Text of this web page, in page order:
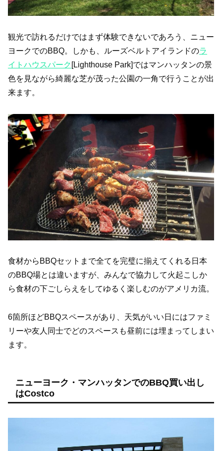
観光で訪れるだけではまず体験できないであろう、ニュー
ヨークでのBBQ。しかも、ルーズベルトアイランドのラ
イトハウスパーク [Lighthouse Park]ではマンハッタンの景
色を見ながら綺麗な芝が茂った公園の一角で行うことが出
来ます。
食材からBBQセットまで全てを完璧に揃えてくれる日本
のBBQ場とは違いますが、みんなで協力して火起こしか
ら食材の下ごしらえをしてゆるく楽しむのがアメリカ流。
6箇所ほどBBQスペースがあり、天気がいい日にはファミ
リーや友人同士でどのスペースも昼前には埋まってしまい
ます。
ニューヨーク・マンハッタンでのBBQ買い出し
はCostco